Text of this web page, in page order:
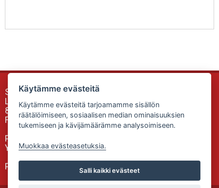
Sunfox Accessories & Equipment
Luokkalankuja 2
85340 SIEVI
Finland
Puh: 0505335806
Yhteydenottolomake
Powered by: Valtonen-Trading Oy
Käytämme evästeitä
Käytämme evästeitä tarjoamamme sisällön
räätälöimiseen, sosiaalisen median ominaisuuksien
tukemiseen ja kävijämäärämme analysoimiseen.
Muokkaa evästeasetuksia.
Salli kaikki evästeet